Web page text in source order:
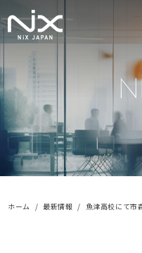
ホーム 最新情報 魚津高校にて市